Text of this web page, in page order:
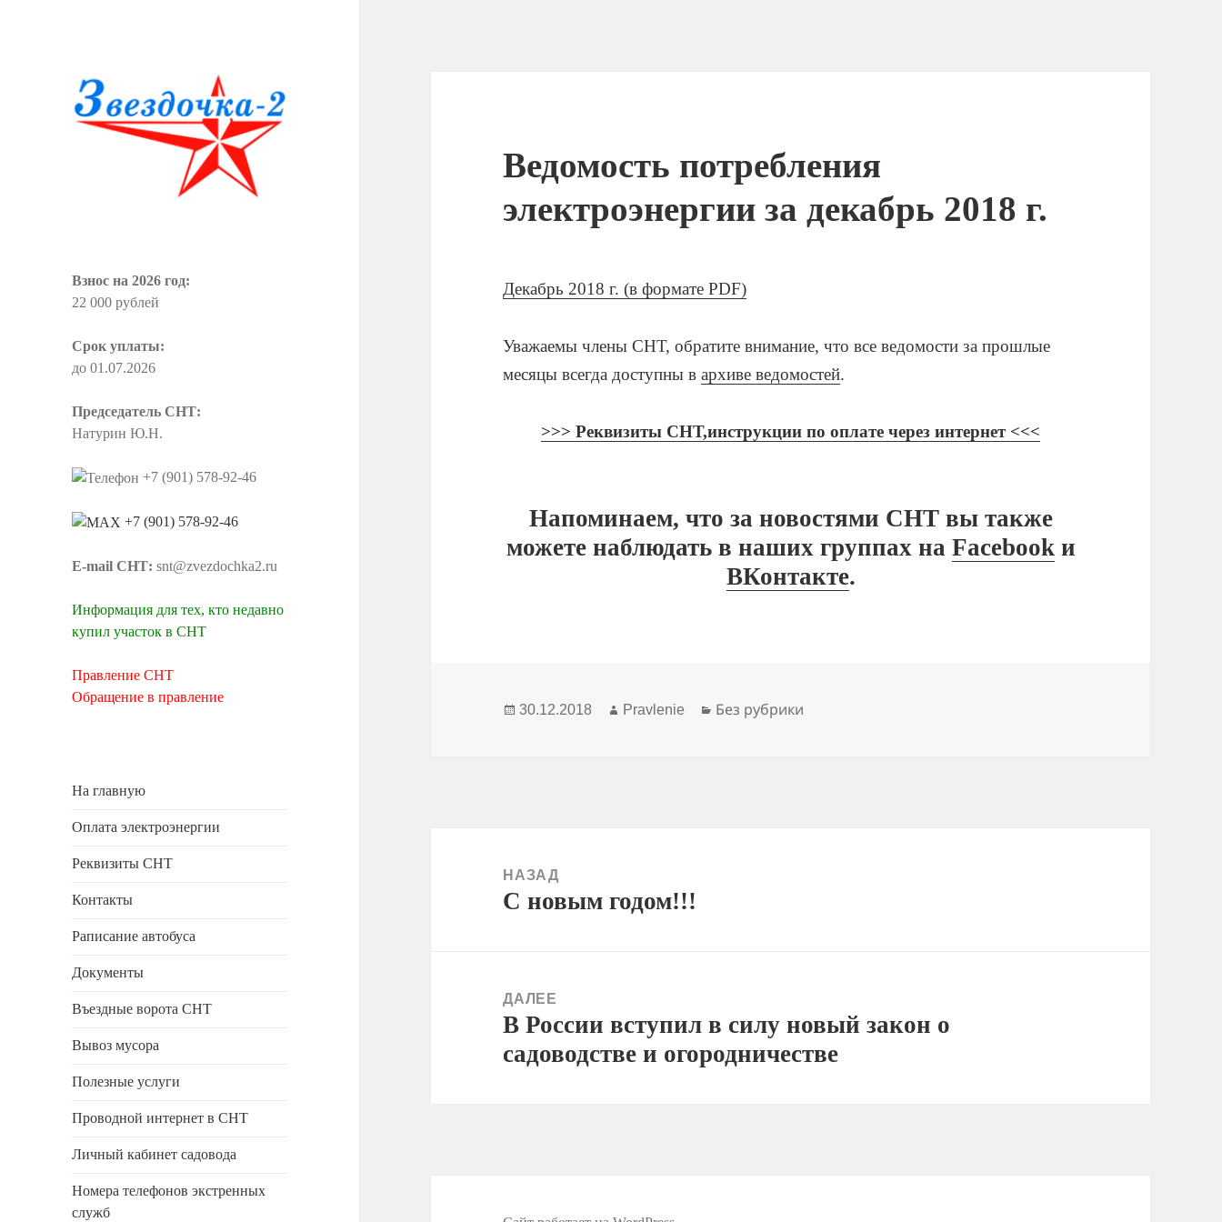
Взнос на 2026 год:
22 000 рублей
Срок уплаты:
до 01.07.2026
Председатель СНТ:
Натурин Ю.Н.
+7 (901) 578-92-46
+7 (901) 578-92-46
E-mail СНТ: snt@zvezdochka2.ru
Информация для тех, кто недавно
купил участок в СНТ
Правление СНТ
Обращение в правление
На главную
Оплата электроэнергии
Реквизиты СНТ
Контакты
Раписание автобуса
Документы
Въездные ворота СНТ
Вывоз мусора
Полезные услуги
Проводной интернет в СНТ
Личный кабинет садовода
Номера телефонов экстренных
служб
Ведомость потребления
электроэнергии за декабрь 2018 г.
Декабрь 2018 г. (в формате PDF)
Уважаемы члены СНТ, обратите внимание, что все ведомости за прошлые
месяцы всегда доступны вархиве ведомостей.
>>> Реквизиты СНТ,инструкции по оплате через интернет <<<
Напоминаем, что за новостями СНТ вы также
можете наблюдать в наших группах на Facebookи
ВКонтакте.
Опубликовано
30.12.2018 Автор
Pravlenie Рубрики
Без рубрики
НАЗАД
Предыдущая
C новым годом!!!
ДАЛЕЕ
Следующая
запись:
В России вступил в силу новый закон о
садоводстве и огородничестве